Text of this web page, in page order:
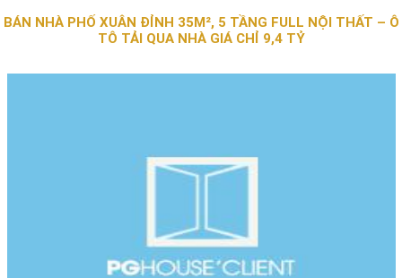
BÁN NHÀ PHỐ XUÂN ĐỈNH 35M², 5 TẦNG FULL NỘI THẤT – Ô
TÔ TẢI QUA NHÀ GIÁ CHỈ 9,4 TỶ